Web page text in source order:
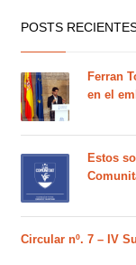
POSTS
Ferran
en el
Estos
Circular nº. 7 – IV